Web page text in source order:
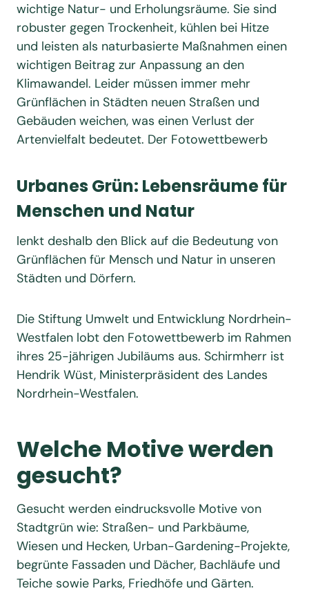
wichtige Natur- und Erholungsräume. Sie sind
robuster gegen Trockenheit, kühlen bei Hitze
und leisten als naturbasierte Maßnahmen einen
wichtigen Beitrag zur Anpassung an den
Klimawandel. Leider müssen immer mehr
Grünflächen in Städten neuen Straßen und
Gebäuden weichen, was einen Verlust der
Artenvielfalt bedeutet. Der Fotowettbewerb
Urbanes Grün: Lebensräume für
Menschen und Natur
lenkt deshalb den Blick auf die Bedeutung von
Grünflächen für Mensch und Natur in unseren
Städten und Dörfern.
Die Stiftung Umwelt und Entwicklung Nordrhein-
Westfalen lobt den Fotowettbewerb im Rahmen
ihres 25-jährigen Jubiläums aus. Schirmherr ist
Hendrik Wüst, Ministerpräsident des Landes
Nordrhein-Westfalen.
Welche Motive werden
gesucht?
Gesucht werden eindrucksvolle Motive von
Stadtgrün wie: Straßen- und Parkbäume,
Wiesen und Hecken, Urban-Gardening-Projekte,
begrünte Fassaden und Dächer, Bachläufe und
Teiche sowie Parks, Friedhöfe und Gärten.